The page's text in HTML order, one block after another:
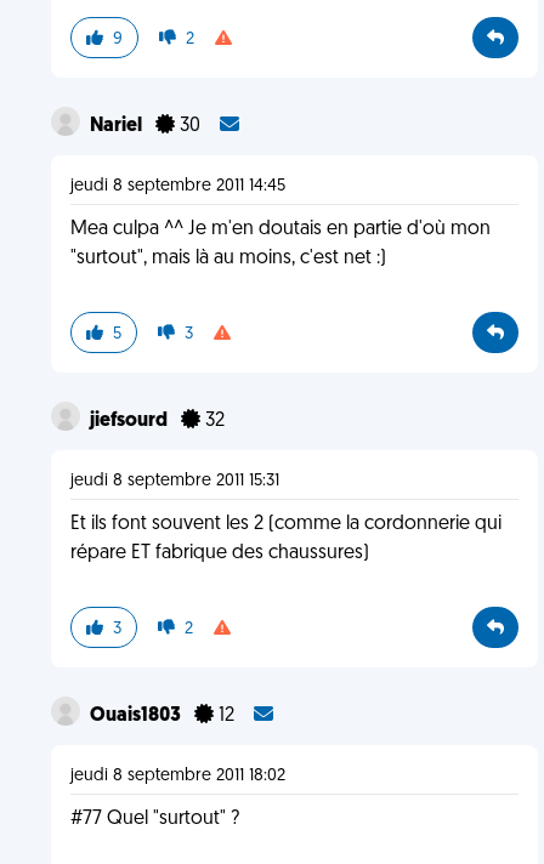
9 2
Nariel 30
jeudi 8 septembre 2011 14:45
Mea culpa ^^ Je m'en doutais en partie d'où mon
"surtout", mais là au moins, c'est net :)
5 3
jiefsourd 32
jeudi 8 septembre 2011 15:31
Et ils font souvent les 2 (comme la cordonnerie qui
répare ET fabrique des chaussures)
3 2
Ouais1803 12
jeudi 8 septembre 2011 18:02
#77 Quel "surtout" ?